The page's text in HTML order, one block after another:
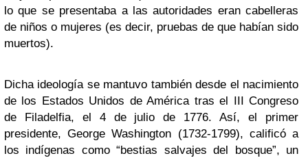
lo que se presentaba a las autoridades eran cabelleras
de niños o mujeres (es decir, pruebas de que habían sido
muertos).
Dicha ideología se mantuvo también desde el nacimiento
de los Estados Unidos de América tras el III Congreso
de Filadelfia, el 4 de julio de 1776. Así, el primer
presidente, George Washington (1732-1799), calificó a
los indígenas como “bestias salvajes del bosque”, un